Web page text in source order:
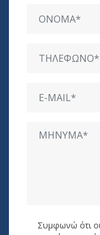
Συμφωνώ ότι